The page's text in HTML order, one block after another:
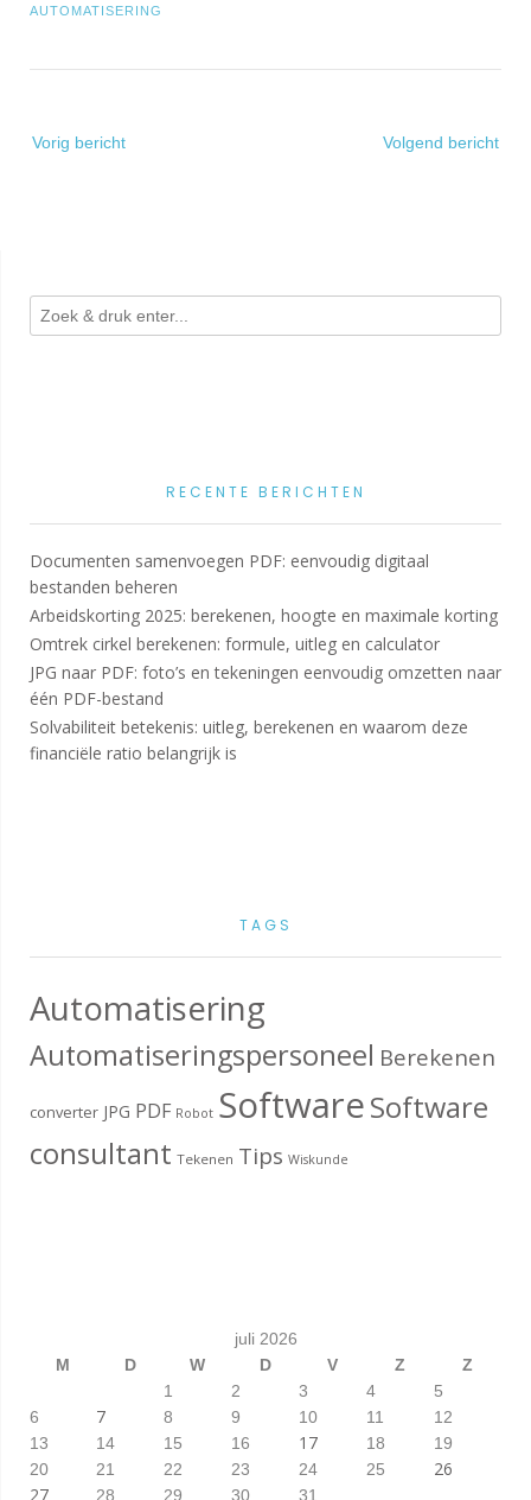
AUTOMATISERING
navigatie
Vorig bericht Volgend bericht
RECENTE BERICHTEN
Documenten samenvoegen PDF: eenvoudig digitaal
bestanden beheren
Arbeidskorting 2025: berekenen, hoogte en maximale korting
Omtrek cirkel berekenen: formule, uitleg en calculator
JPG naar PDF: foto’s en tekeningen eenvoudig omzetten naar
één PDF-bestand
Solvabiliteit betekenis: uitleg, berekenen en waarom deze
financiële ratio belangrijk is
TAGS
Automatisering
Automatiseringspersoneel Berekenen
converter JPG PDF Robot SoftwareSoftware
consultant Tekenen Tips Wiskunde
juli 2026
M
D W D V Z
Z
1
2 3 4
5
6
7 8 9 10 11
12
13
14 15 16 17 18
19
20
21 22 23 24 25
26
27
28 29 30 31